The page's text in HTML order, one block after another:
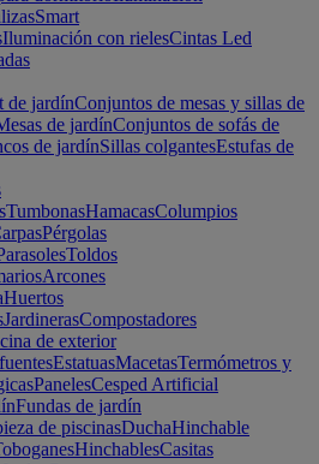
Smart
Iluminación con rielesCintas Led
de jardínConjuntos de mesas y sillas de
de jardínConjuntos de sofás de
de jardínSillas colgantesEstufas de
TumbonasHamacasColumpios
Pérgolas
Toldos
Arcones
Huertos
JardinerasCompostadores
de exterior
EstatuasMacetasTermómetros y
PanelesCesped Artificial
Fundas de jardín
de piscinasDuchaHinchable
HinchablesCasitas